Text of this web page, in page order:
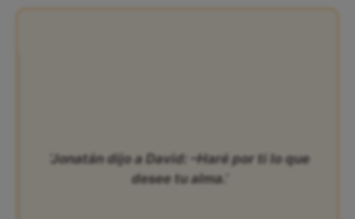
‘Jonatán dijo a David: –Haré por ti lo que
desee tu alma.’